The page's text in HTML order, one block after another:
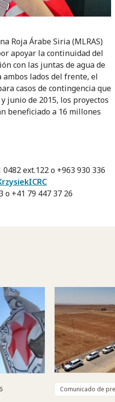
Roja Árabe Siria (MLRAS)
apoyar la continuidad del
con las juntas de agua de
ambos lados del frente, el
casos de contingencia que
junio de 2015, los proyectos
beneficiado a 16 millones
ext.122 o +963 930 336
o +41 79 447 37 26
Comunicado de